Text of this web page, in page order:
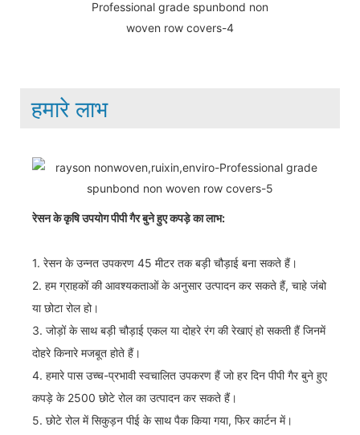
हमारे लाभ
रेसन के कृषि उपयोग पीपी गैर बुने हुए कपड़े का लाभ:
1. रेसन के उन्नत उपकरण 45 मीटर तक बड़ी चौड़ाई बना सकते हैं।
2. हम ग्राहकों की आवश्यकताओं के अनुसार उत्पादन कर सकते हैं, चाहे जंबो
या छोटा रोल हो।
3. जोड़ों के साथ बड़ी चौड़ाई एकल या दोहरे रंग की रेखाएं हो सकती हैं जिनमें
दोहरे किनारे मजबूत होते हैं।
4. हमारे पास उच्च-प्रभावी स्वचालित उपकरण हैं जो हर दिन पीपी गैर बुने हुए
कपड़े के 2500 छोटे रोल का उत्पादन कर सकते हैं।
5. छोटे रोल में सिकुड़न पीई के साथ पैक किया गया, फिर कार्टन में।